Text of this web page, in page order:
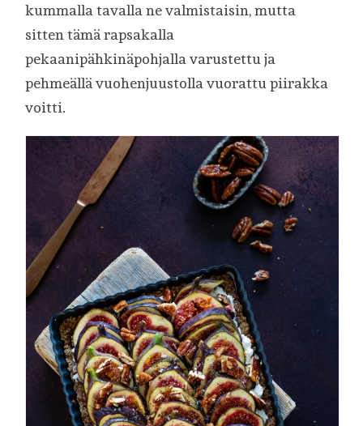
kummalla tavalla ne valmistaisin, mutta
sitten tämä rapsakalla
pekaanipähkinäpohjalla varustettu ja
pehmeällä vuohenjuustolla vuorattu piirakka
voitti.